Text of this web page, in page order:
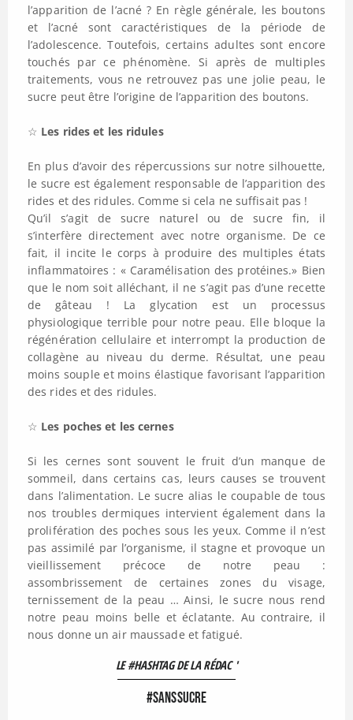
l’apparition de l’acné ? En règle générale, les boutons
et l’acné sont caractéristiques de la période de
l’adolescence. Toutefois, certains adultes sont encore
touchés par ce phénomène. Si après de multiples
traitements, vous ne retrouvez pas une jolie peau, le
sucre peut être l’origine de l’apparition des boutons.
☆ Les rides et les ridules
En plus d’avoir des répercussions sur notre silhouette,
le sucre est également responsable de l’apparition des
rides et des ridules. Comme si cela ne suffisait pas !
Qu’il s’agit de sucre naturel ou de sucre fin, il
s’interfère directement avec notre organisme. De ce
fait, il incite le corps à produire des multiples états
inflammatoires : « Caramélisation des protéines.» Bien
que le nom soit alléchant, il ne s’agit pas d’une recette
de gâteau ! La glycation est un processus
physiologique terrible pour notre peau. Elle bloque la
régénération cellulaire et interrompt la production de
collagène au niveau du derme. Résultat, une peau
moins souple et moins élastique favorisant l’apparition
des rides et des ridules.
☆ Les poches et les cernes
Si les cernes sont souvent le fruit d’un manque de
sommeil, dans certains cas, leurs causes se trouvent
dans l’alimentation. Le sucre alias le coupable de tous
nos troubles dermiques intervient également dans la
prolifération des poches sous les yeux. Comme il n’est
pas assimilé par l’organisme, il stagne et provoque un
vieillissement précoce de notre peau :
assombrissement de certaines zones du visage,
ternissement de la peau … Ainsi, le sucre nous rend
notre peau moins belle et éclatante. Au contraire, il
nous donne un air maussade et fatigué.
LE #HASHTAG DE LA RÉDAC '
#SANSSUCRE